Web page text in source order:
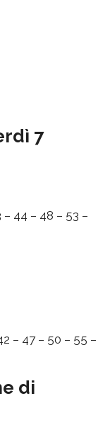
7
– 44 – 48 – 53 –
– 47 – 50 – 55 –
di